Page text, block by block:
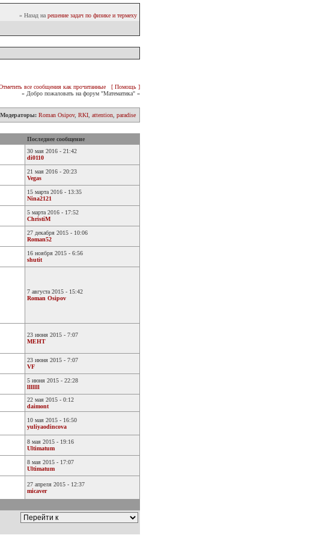
» Назад на решение задач по физике и термеху
все сообщения как прочитанные
[ Помощь ]
» Добро пожаловать на форум "Математика" «
Модераторы: Roman Osipov, RKI attention paradise
Последнее сообщение
30 мая 2016 - 21:42
di0110
21 мая 2016 - 20:23
Vegas
15 марта 2016 - 13:35
Nina2121
5 марта 2016 - 17:52
ChristiM
27 декабря 2015 - 10:06
Roman52
16 ноября 2015 - 6:56
shutit
7 августа 2015 - 15:42
Roman Osipov
23 июня 2015 - 7:07
MEHT
23 июня 2015 - 7:07
VF
5 июня 2015 - 22:28
lllllll
22 мая 2015 - 0:12
daimont
10 мая 2015 - 16:50
yuliyaodincova
8 мая 2015 - 19:16
Ultimatum
8 мая 2015 - 17:07
Ultimatum
27 апреля 2015 - 12:37
micaver